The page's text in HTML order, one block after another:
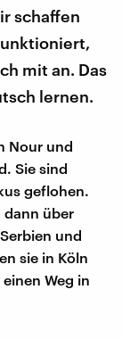
schaffen
mit an. Das
lernen.
Nour und
Sie sind
geflohen.
dann über
und
sie in Köln
Weg in